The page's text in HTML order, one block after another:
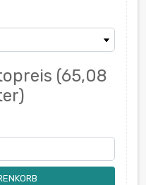
(65,08